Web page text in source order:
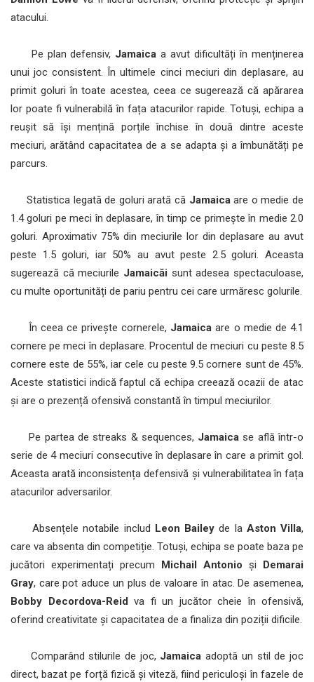
atacului.
Pe plan defensiv, Jamaica a avut dificultăți în menținerea
unui joc consistent. În ultimele cinci meciuri din deplasare, au
primit goluri în toate acestea, ceea ce sugerează că apărarea
lor poate fi vulnerabilă în fața atacurilor rapide. Totuși, echipa a
reușit să își mențină porțile închise în două dintre aceste
meciuri, arătând capacitatea de a se adapta și a îmbunătăți pe
parcurs.
Statistica legată de goluri arată că Jamaicaare o medie de
1.4 goluri pe meci în deplasare, în timp ce primește în medie 2.0
goluri. Aproximativ 75% din meciurile lor din deplasare au avut
peste 1.5 goluri, iar 50% au avut peste 2.5 goluri. Aceasta
sugerează că meciurile Jamaicăi sunt adesea spectaculoase,
cu multe oportunități de pariu pentru cei care urmăresc golurile.
În ceea ce privește cornerele, Jamaica are o medie de 4.1
cornere pe meci în deplasare. Procentul de meciuri cu peste 8.5
cornere este de 55%, iar cele cu peste 9.5 cornere sunt de 45%.
Aceste statistici indică faptul că echipa creează ocazii de atac
și are o prezență ofensivă constantă în timpul meciurilor.
Pe partea de streaks & sequences, Jamaica se află într-o
serie de 4 meciuri consecutive în deplasare în care a primit gol.
Aceasta arată inconsistența defensivă și vulnerabilitatea în fața
atacurilor adversarilor.
Absențele notabile includ Leon Bailey de la Aston Villa,
care va absenta din competiție. Totuși, echipa se poate baza pe
jucători experimentați precum
Michail Antonio și
Demarai
Gray, care pot aduce un plus de valoare în atac. De asemenea,
Bobby Decordova-Reid va fi un jucător cheie în ofensivă,
oferind creativitate și capacitatea de a finaliza din poziții dificile.
Comparând stilurile de joc, Jamaica adoptă un stil de joc
direct, bazat pe forță fizică și viteză, fiind periculoși în fazele de